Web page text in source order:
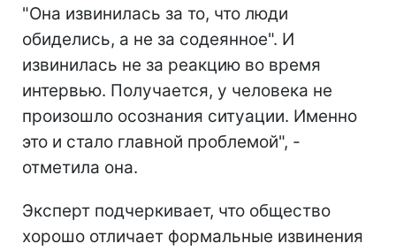
"Она извинилась за то, что люди
обиделись, а не за содеянное". И
извинилась не за реакцию во время
интервью. Получается, у человека не
произошло осознания ситуации. Именно
это и стало главной проблемой", -
отметила она.
Эксперт подчеркивает, что общество
хорошо отличает формальные извинения